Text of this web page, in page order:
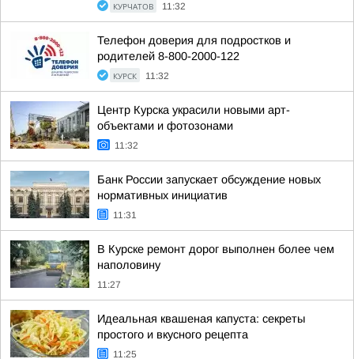
КУРЧАТОВ 11:32
Телефон доверия для подростков и
родителей 8-800-2000-122
КУРСК 11:32
Центр Курска украсили новыми арт-
объектами и фотозонами
11:32
Банк России запускает обсуждение новых
нормативных инициатив
11:31
В Курске ремонт дорог выполнен более чем
наполовину
11:27
Идеальная квашеная капуста: секреты
простого и вкусного рецепта
11:25